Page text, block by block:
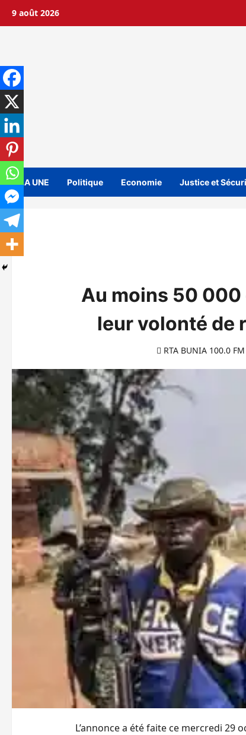
9 août 2026
A LA UNE Politique Economie Justice et
Au moins 50 000
leur volonté de
RTA BUNIA 100.0 FM
L’annonce a été faite ce mercredi 29